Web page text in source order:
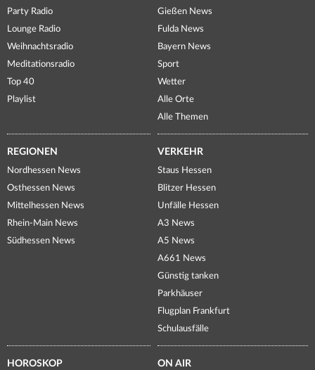
Party Radio
Lounge Radio
Weihnachtsradio
Meditationsradio
Top 40
Playlist
Gießen News
Fulda News
Bayern News
Sport
Wetter
Alle Orte
Alle Themen
REGIONEN
Nordhessen News
Osthessen News
Mittelhessen News
Rhein-Main News
Südhessen News
VERKEHR
Staus Hessen
Blitzer Hessen
Unfälle Hessen
A3 News
A5 News
A661 News
Günstig tanken
Parkhäuser
Flugplan Frankfurt
Schulausfälle
HOROSKOP ON AIR